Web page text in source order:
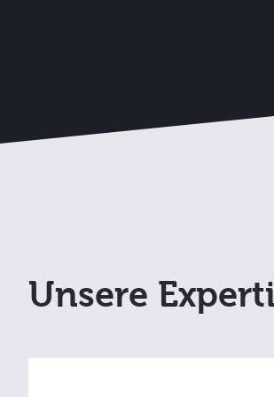
Unsere
Mit Liferay schaffen wir